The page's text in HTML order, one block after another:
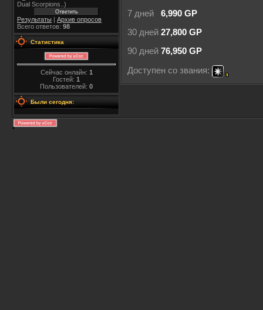
Dual Scorpions..)
Результаты | Архив опросов
Всего ответов: 98
Статистика
Сейчас онлайн: 1
Гостей: 1
Пользователей: 0
Были сегодня:
7 дней 6,990 GP
30 дней 27,800 GP
90 дней 76,950 GP
Доступен со звания: